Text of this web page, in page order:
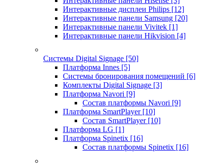
Интерактивные дисплеи Philips [12]
Интерактивные панели Samsung [20]
Интерактивные панели Vivitek [1]
Интерактивные панели Hikvision [4]
Системы Digital Signage [50]
Платформа Innes [5]
Системы бронирования помещений [6]
Комплекты Digital Signage [3]
Платформа Navori [9]
Состав платформы Navori [9]
Платформа SmartPlayer [10]
Состав SmartPlayer [10]
Платформа LG [1]
Платформа Spinetix [16]
Состав платформы Spinetix [16]